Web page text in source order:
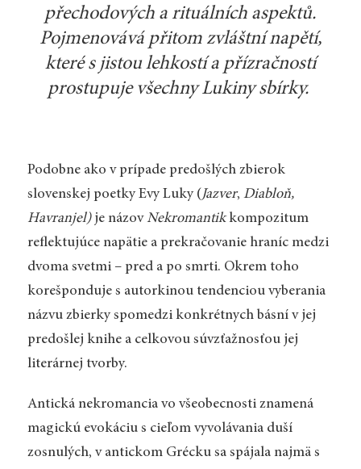
přechodových a rituálních aspektů.
Pojmenovává přitom zvláštní napětí,
které s jistou lehkostí a přízračností
prostupuje všechny Lukiny sbírky.
Podobne ako v prípade predošlých zbierok
slovenskej poetky Evy Luky (Jazver, Diabloň,
Havranjel) je názovNekromantikkompozitum
reflektujúce napätie a prekračovanie hraníc medzi
dvoma svetmi – pred a po smrti. Okrem toho
korešponduje s autorkinou tendenciou vyberania
názvu zbierky spomedzi konkrétnych básní v jej
predošlej knihe a celkovou súvzťažnosťou jej
literárnej tvorby.
Antická nekromancia vo všeobecnosti znamená
magickú evokáciu s cieľom vyvolávania duší
zosnulých, v antickom Grécku sa spájala najmä s